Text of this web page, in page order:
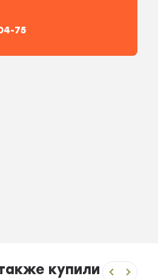
75
купили